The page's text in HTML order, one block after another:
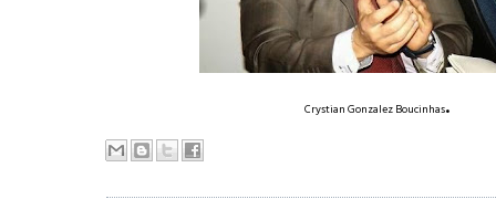
Crystian Gonzalez Boucinhas.